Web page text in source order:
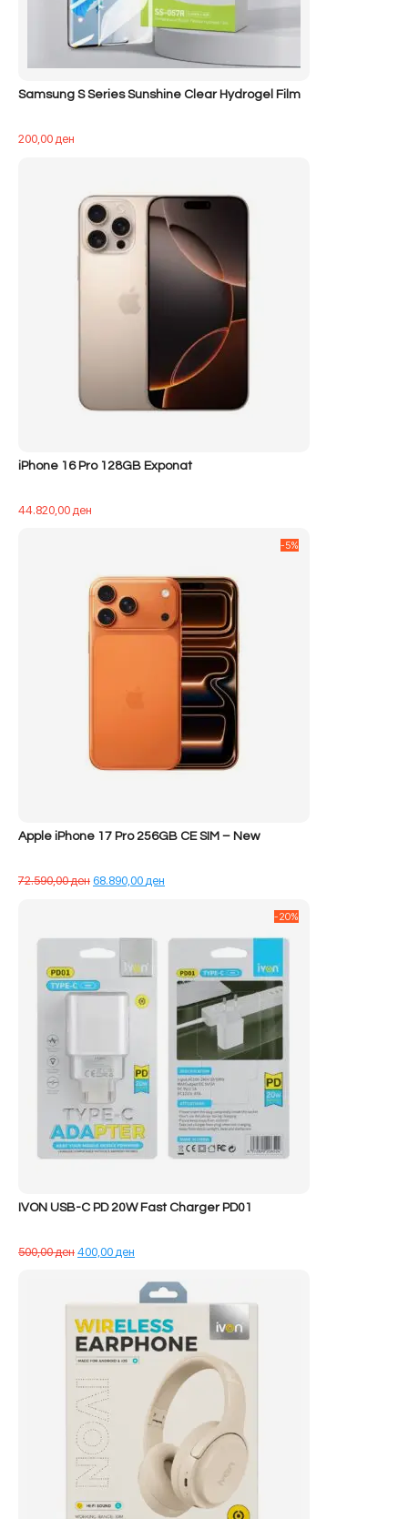
Samsung S Series Sunshine Clear Hydrogel Film
200,00ден
iPhone 16 Pro 128GB Exponat
44.820,00ден
Apple iPhone 17 Pro 256GB CE SIM – New
72.590,00денÇmimi
68.890,00ден
68.890,00 ден.
-5%
IVON USB-C PD 20W Fast Charger PD01
500,00денÇmimi
400,00ден
tanishëm
është:
-20%